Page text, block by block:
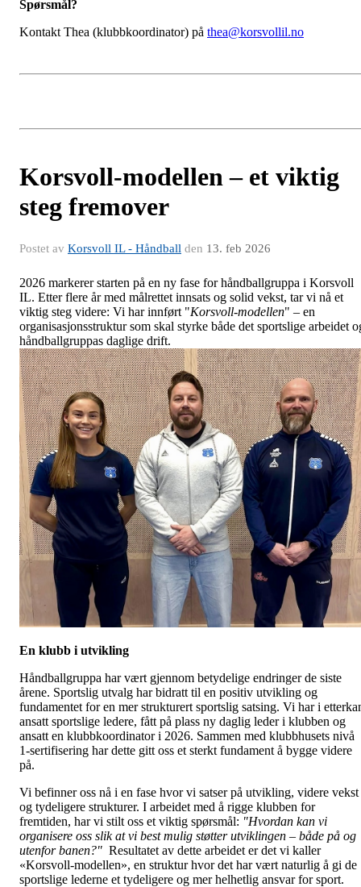
Spørsmål?
Kontakt Thea (klubbkoordinator) på thea@korsvollil.no
Korsvoll-modellen – et viktig
steg fremover
Postet av Korsvoll IL - Håndball den 13. feb 2026
2026 markerer starten på en ny fase for håndballgruppa i Korsvoll
IL. Etter flere år med målrettet innsats og solid vekst, tar vi nå et
viktig steg videre: Vi har innført "Korsvoll-modellen" – en
organisasjonsstruktur som skal styrke både det sportslige arbeidet
håndballgruppas daglige drift.
En klubb i utvikling
Håndballgruppa har vært gjennom betydelige endringer de siste
årene. Sportslig utvalg har bidratt til en positiv utvikling og
fundamentet for en mer strukturert sportslig satsing. Vi har i
ansatt sportslige ledere, fått på plass ny daglig leder i klubben og
ansatt en klubbkoordinator i 2026. Sammen med klubbhusets nivå
1-sertifisering har dette gitt oss et sterkt fundament å bygge videre
på.
Vi befinner oss nå i en fase hvor vi satser på utvikling, videre vekst
og tydeligere strukturer. I arbeidet med å rigge klubben for
fremtiden, har vi stilt oss et viktig spørsmål: "Hvordan kan vi
organisere oss slik at vi best mulig støtter utviklingen – både på og
utenfor banen?" Resultatet av dette arbeidet er det vi kaller
«Korsvoll-modellen», en struktur hvor det har vært naturlig å gi de
sportslige lederne et tydeligere og mer helhetlig ansvar for sport.